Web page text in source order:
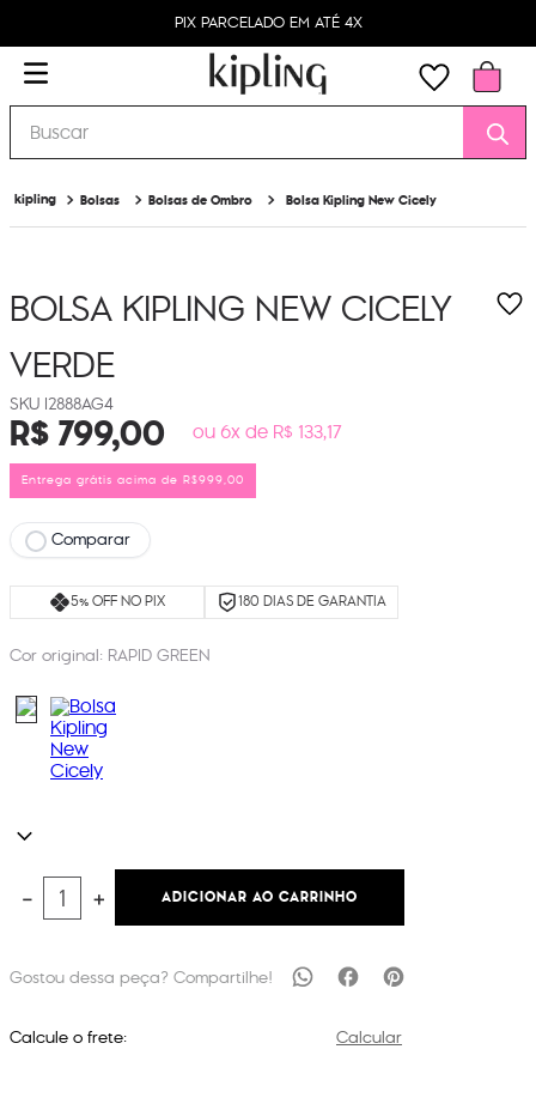
PIX PARCELADO EM ATÉ 4X
Buscar
Bolsas Bolsas de Ombro Bolsa Kipling New Cicely
BOLSA KIPLING NEW CICELY
VERDE
I2888AG4
R$799,00 ou 6x de R$ 133,17
Entrega grátis acima de R$999,00
Comparar
5% OFF NO PIX 180 DIAS DE GARANTIA
Cor original: RAPID GREEN
＋
－ ADICIONAR AO CARRINHO
Calcule o frete: Calcular